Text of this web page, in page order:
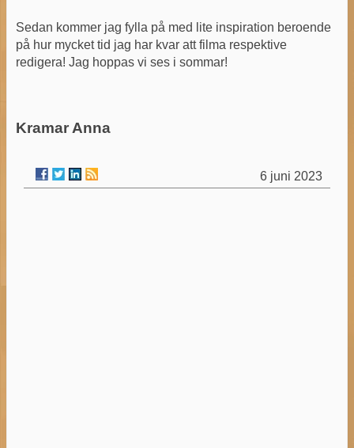
Sedan kommer jag fylla på med lite inspiration beroende
på hur mycket tid jag har kvar att filma respektive
redigera! Jag hoppas vi ses i sommar!
Kramar Anna
6 juni 2023